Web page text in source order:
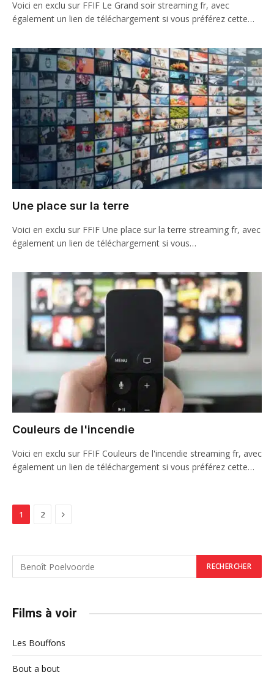
Voici en exclu sur FFIF Le Grand soir streaming fr, avec
également un lien de téléchargement si vous préférez cette…
Une place sur la terre
Voici en exclu sur FFIF Une place sur la terre streaming fr, avec
également un lien de téléchargement si vous…
Couleurs de l'incendie
Voici en exclu sur FFIF Couleurs de l'incendie streaming fr, avec
également un lien de téléchargement si vous préférez cette…
1 2 Next
Films à voir
Les Bouffons
Bout a bout